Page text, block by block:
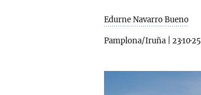
Edurne Navarro Bueno
Pamplona/Iruña 23·10·25